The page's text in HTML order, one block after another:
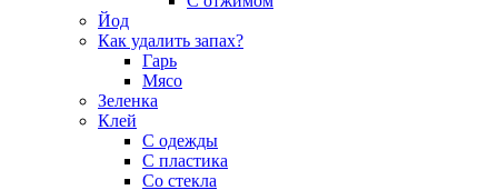
Йод
Как удалить запах?
Гарь
Мясо
Зеленка
Клей
С одежды
С пластика
Со стекла